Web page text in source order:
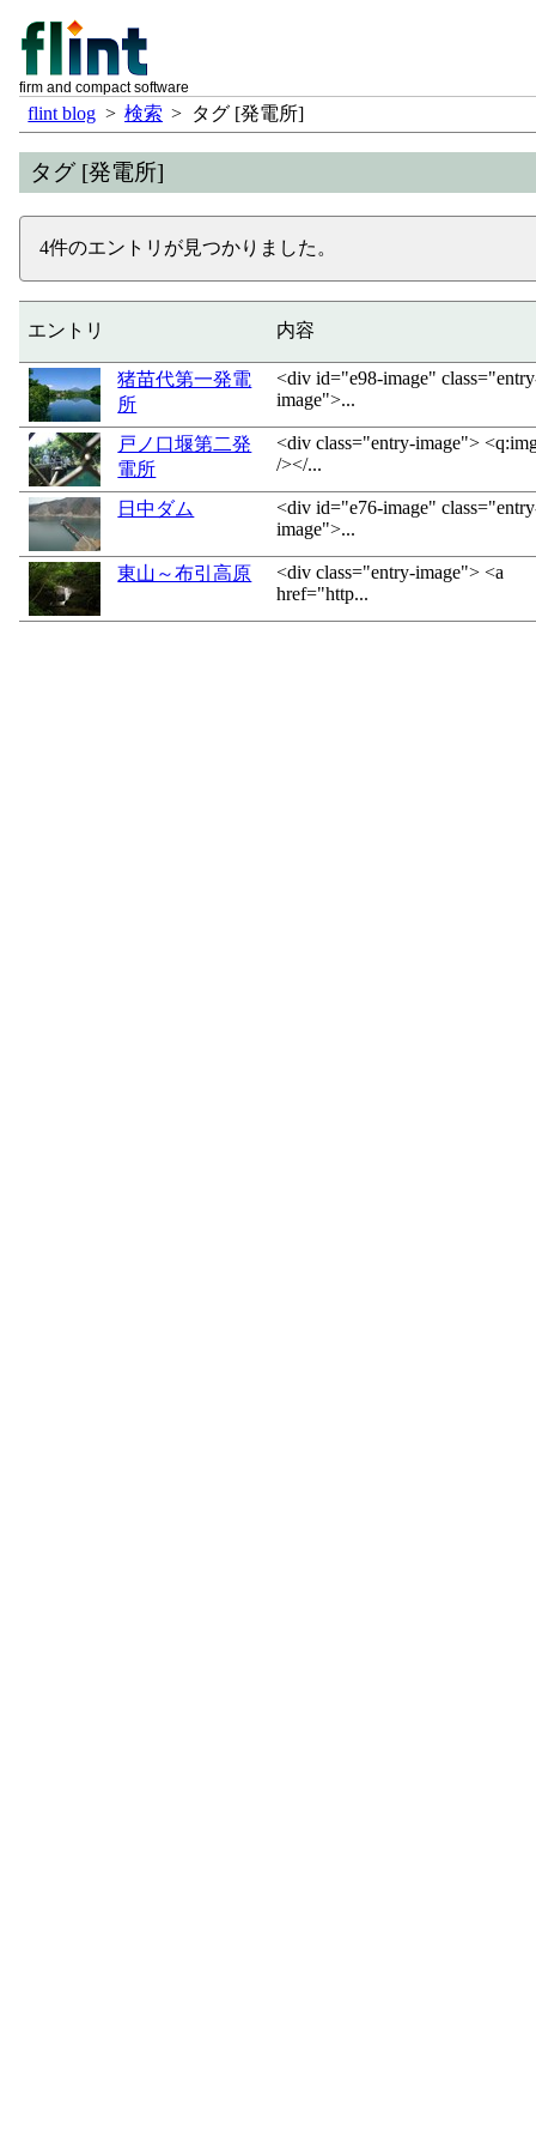
firm and compact software
flint blog > 検索 > タグ [発電所]
タグ [発電所]
4件のエントリが見つかりました。
エントリ 内容
猪苗代第一発電
所
<div id="e98-image"
image">...
戸ノ口堰第二発
電所
<div class="entry-image">
/></...
日中ダム
<div id="e76-image"
image">...
東山～布引高原
<div class="entry-image"> <a
href="http...